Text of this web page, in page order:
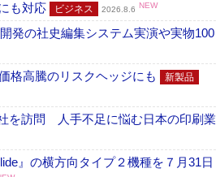
も対応 ビジネス 2026.8.6 NEW
の社史編集システム実演や実物100
高騰のリスクヘッジにも 新製品
を訪問 人手不足に悩む日本の印刷業
』の横方向タイプ２機種を７月31日